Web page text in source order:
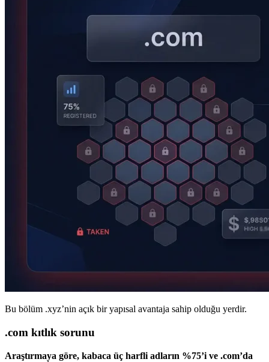
Bu bölüm .xyz’nin açık bir yapısal avantaja sahip olduğu yerdir.
.com kıtlık sorunu
Araştırmaya göre, kabaca üç harfli adların %75’i ve .com’da